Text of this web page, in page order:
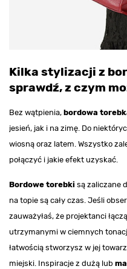
Kilka stylizacji z
sprawdź, z czym
Bez wątpienia, bordowa
jesień, jak i na zimę. Do
wiosną oraz latem. Wszystko
połączyć i jakie efekt uzyskać.
Bordowe torebki są zaliczane
na topie są cały czas. Jeśli
zauważyłaś, że projektanci
utrzymanymi w ciemnych
łatwością stworzysz w jej
miejski. Inspiracje z dużą lub